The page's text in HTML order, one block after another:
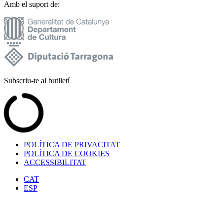
Amb el suport de:
Subscriu-te al butlletí
POLÍTICA DE PRIVACITAT
POLÍTICA DE COOKIES
ACCESSIBILITAT
CAT
ESP